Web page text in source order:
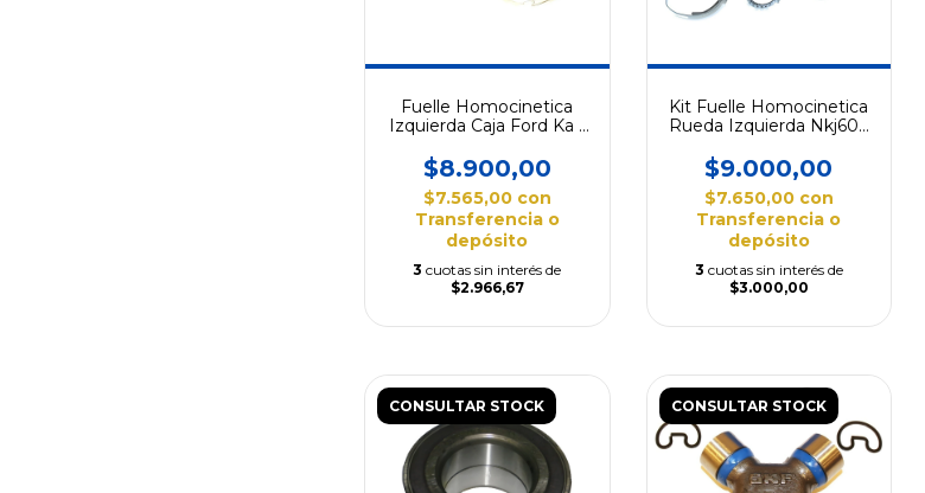
Fuelle Homocinetica
Izquierda Caja Ford Ka /
$8.900,00
$7.565,00 con
Transferencia o
depósito
3 cuotas sin interés de
$2.966,67
Kit Fuelle Homocinetica
Rueda Izquierda Nkj609
$9.000,00
$7.650,00 con
Transferencia o
depósito
3 cuotas sin interés de
$3.000,00
CONSULTAR STOCK CONSULTAR STOCK